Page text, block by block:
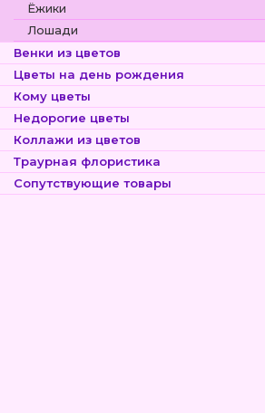
Ёжики
Лошади
Венки из цветов
Цветы на день рождения
Кому цветы
Недорогие цветы
Коллажи из цветов
Траурная флористика
Сопутствующие товары